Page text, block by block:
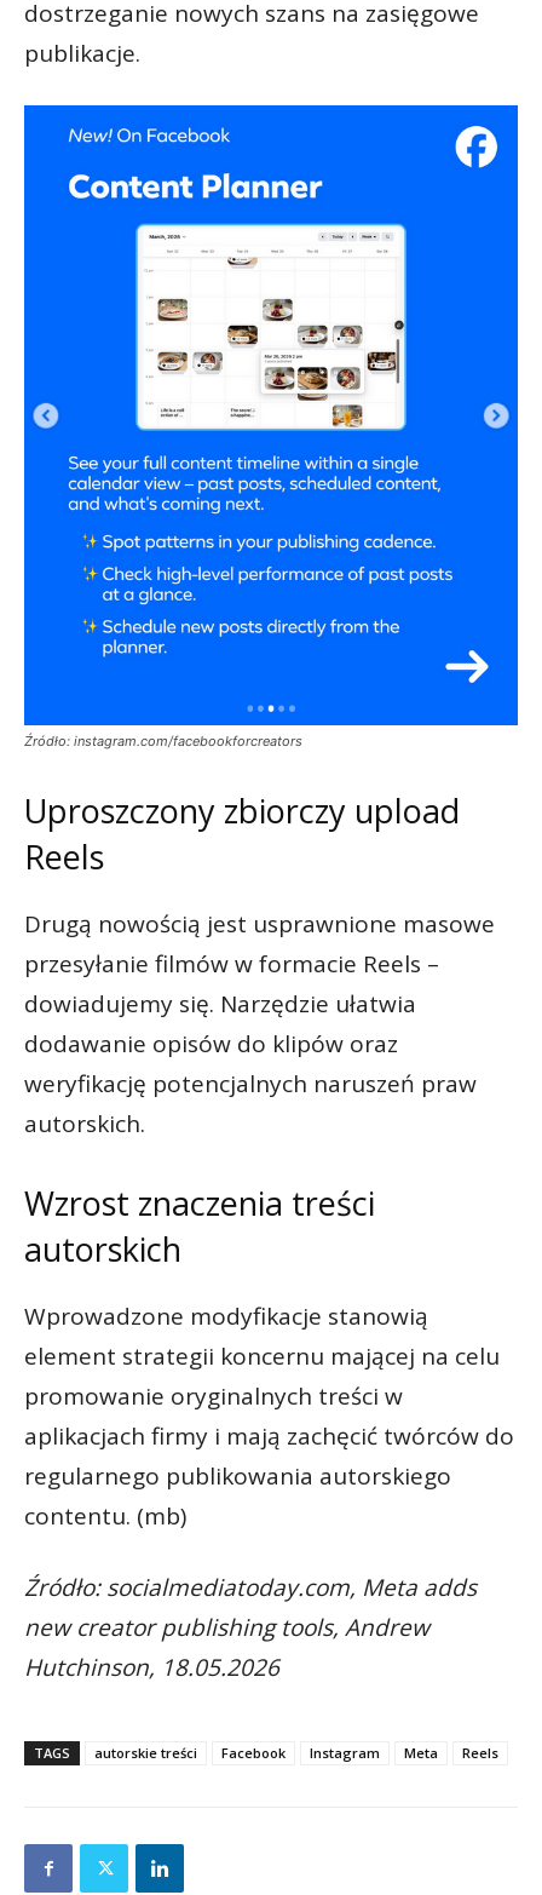
dostrzeganie nowych szans na zasięgowe
publikacje.
Źródło: instagram.com/facebookforcreators
Uproszczony zbiorczy upload
Reels
Drugą nowością jest usprawnione masowe
przesyłanie filmów w formacie Reels –
dowiadujemy się. Narzędzie ułatwia
dodawanie opisów do klipów oraz
weryfikację potencjalnych naruszeń praw
autorskich.
Wzrost znaczenia treści
autorskich
Wprowadzone modyfikacje stanowią
element strategii koncernu mającej na celu
promowanie oryginalnych treści w
aplikacjach firmy i mają zachęcić twórców do
regularnego publikowania autorskiego
contentu. (mb)
Źródło: socialmediatoday.com, Meta adds
new creator publishing tools, Andrew
Hutchinson, 18.05.2026
TAGS autorskie treści Facebook Instagram Meta Reels